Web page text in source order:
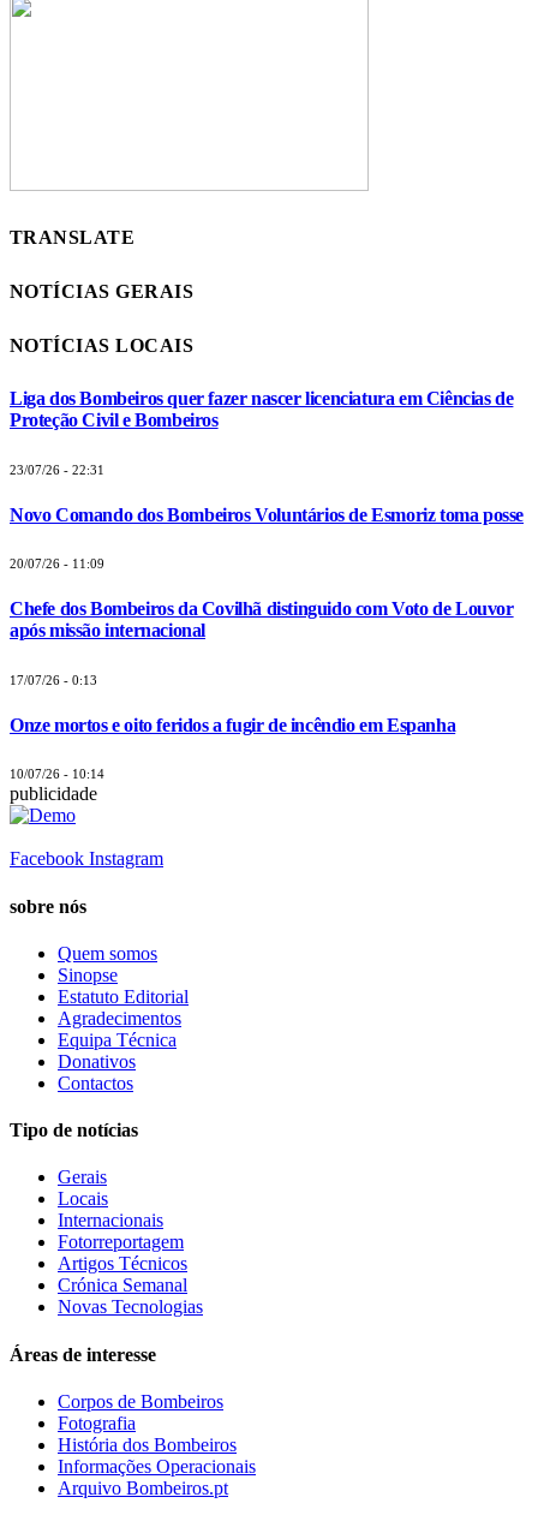
TRANSLATE
NOTÍCIAS GERAIS
NOTÍCIAS LOCAIS
Liga dos Bombeiros quer fazer nascer licenciatura em Ciências de
Proteção Civil e Bombeiros
23/07/26 - 22:31
Novo Comando dos Bombeiros Voluntários de Esmoriz toma posse
20/07/26 - 11:09
Chefe dos Bombeiros da Covilhã distinguido com Voto de Louvor
após missão internacional
17/07/26 - 0:13
Onze mortos e oito feridos a fugir de incêndio em Espanha
10/07/26 - 10:14
publicidade
Facebook Instagram
sobre nós
Quem somos
Sinopse
Estatuto Editorial
Agradecimentos
Equipa Técnica
Donativos
Contactos
Tipo de notícias
Gerais
Locais
Internacionais
Fotorreportagem
Artigos Técnicos
Crónica Semanal
Novas Tecnologias
Áreas de interesse
Corpos de Bombeiros
Fotografia
História dos Bombeiros
Informações Operacionais
Arquivo Bombeiros.pt